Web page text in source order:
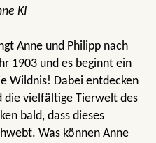
KI
Anne und Philipp nach
1903 und es beginnt ein
Wildnis! Dabei entdecken
die vielfältige Tierwelt des
bald, dass dieses
Was können Anne